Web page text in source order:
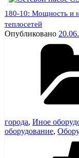
180-10: Мощность и
теплосетей
Опубликовано
города, Иное
оборудование,